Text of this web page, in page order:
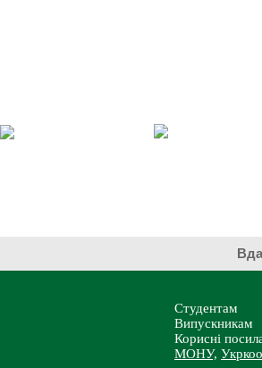
Студентам
Випускникам
Корисні
МОНУ,